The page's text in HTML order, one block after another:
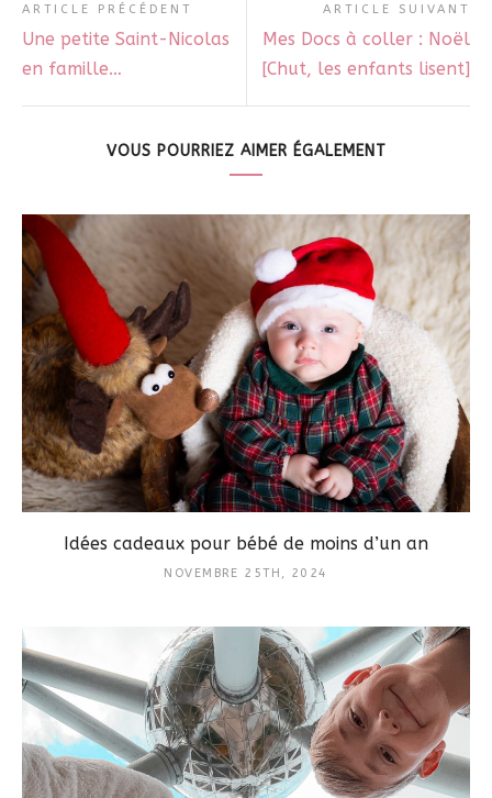
ARTICLE PRÉCÉDENT
Une petite Saint-Nicolas
en famille…
ARTICLE SUIVANT
Mes Docs à coller : Noël
[Chut, les enfants lisent]
VOUS POURRIEZ AIMER ÉGALEMENT
Idées cadeaux pour bébé de moins d’un an
NOVEMBRE 25TH, 2024